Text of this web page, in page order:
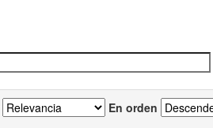
En orden